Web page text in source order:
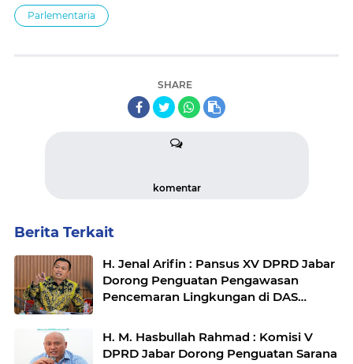
Parlementaria
SHARE
komentar
Berita Terkait
H. Jenal Arifin : Pansus XV DPRD Jabar
Dorong Penguatan Pengawasan
Pencemaran Lingkungan di DAS
H. M. Hasbullah Rahmad : Komisi V
DPRD Jabar Dorong Penguatan Sarana